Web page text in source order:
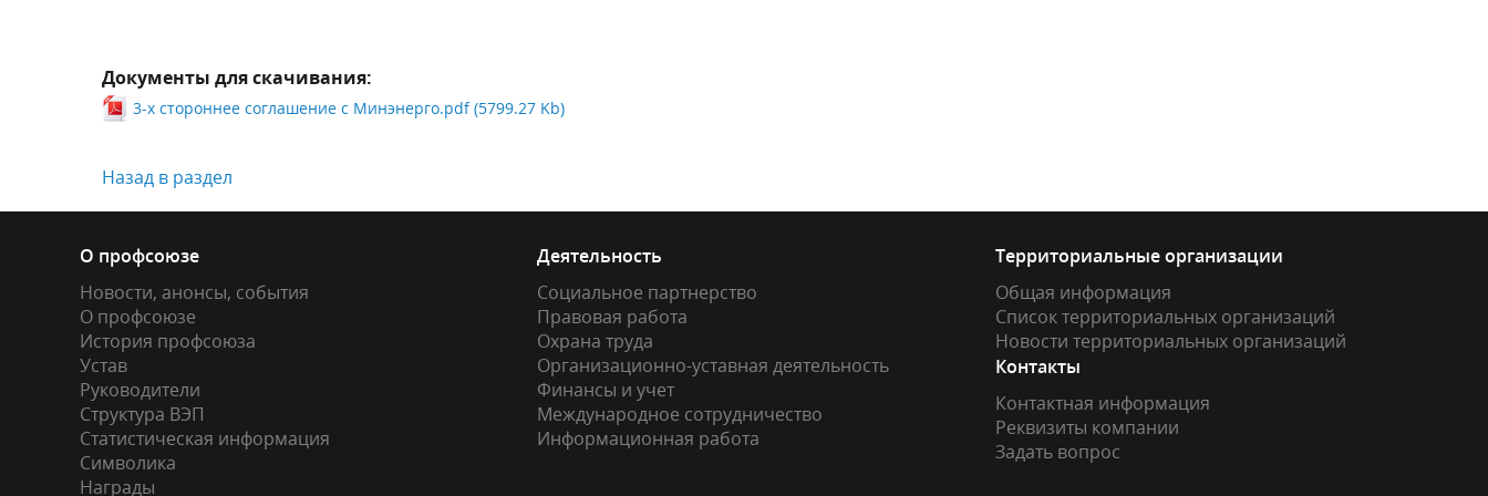
Документы для скачивания:
3-х стороннее соглашение с Минэнерго.pdf (5799.27 Kb)
Назад в раздел
О профсоюзе
Новости, анонсы, события
О профсоюзе
История профсоюза
Устав
Руководители
Структура ВЭП
Статистическая информация
Символика
Награды
Деятельность
Социальное партнерство
Правовая работа
Охрана труда
Организационно-уставная деятельность
Финансы и учет
Международное сотрудничество
Информационная работа
Территориальные организации
Общая информация
Список территориальных организаций
Новости территориальных организаций
Контакты
Контактная информация
Реквизиты компании
Задать вопрос